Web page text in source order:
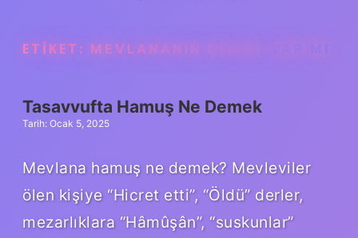
ETIKET: MEVLANANIN DIVANI VAR MI
Tasavvufta Hamuş Ne Demek
Tarih: Ocak 5, 2025
Mevlana hamuş ne demek? Mevleviler
ölen kişiye “Hicret etti”, “Öldü” derler,
mezarlıklara “Hâmûşân”, “suskunlar”